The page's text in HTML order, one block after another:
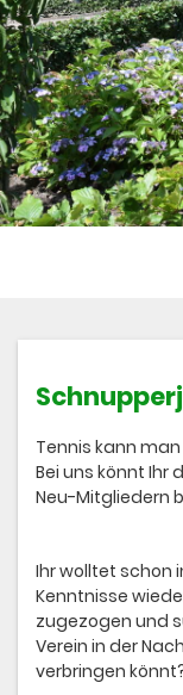
Tennis kann
Bei uns könnt Ihr
Neu-Mitgliedern
Ihr wolltet schon
Kenntnisse
zugezogen und
Verein in der
verbringen